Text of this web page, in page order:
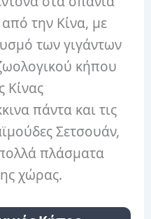
την Κίνα, με
των γιγάντων
κήπου
Κίνας
πάντα και τις
Σετσουάν,
πλάσματα
χώρας.